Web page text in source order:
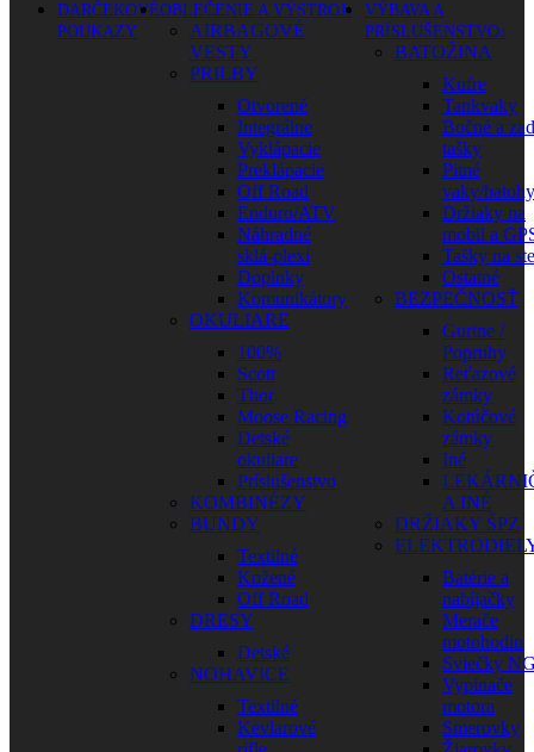
DARČEKOVÉ
POUKAZY
OBLEČENIE A VÝSTROJ
AIRBAGOVÉ
VESTY
PRILBY
Otvorené
Integrálne
Vyklápacie
Preklápacie
Off Road
Enduro/ATV
Náhradné
sklá-plexi
Doplnky
Komunikátory
OKULIARE
100%
Scott
Thor
Moose Racing
Detské
okuliare
Príslušenstvo
KOMBINÉZY
BUNDY
Textilné
Kožené
Off Road
DRESY
Detské
NOHAVICE
Textilné
Kevlarové
VÝBAVA A
PRÍSLUŠENSTVO
BATOŽINA
Kufre
Tankvaky
Bočné a
tašky
Pitné
vaky/batohy
Držiaky na
mobil a
Tašky na
Ostatné
BEZPEČNOSŤ
Gurtne /
Popruhy
Reťazové
zámky
Kotúčové
zámky
Iné
A INÉ
DRŽIAKY ŠPZ
Batérie a
nabíjačky
Merače
motohodín
Sviečky
Vypínače
motora
Smerovky